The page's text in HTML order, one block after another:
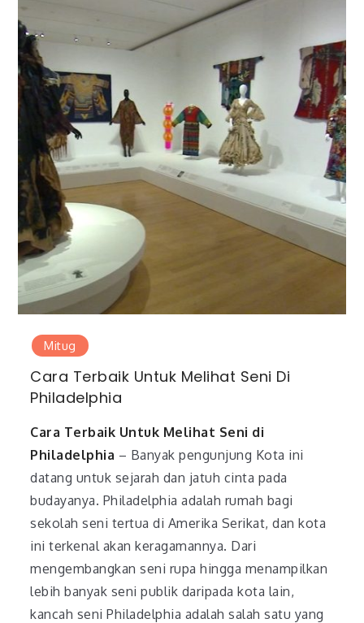
Mitug
Cara Terbaik Untuk Melihat Seni Di
Philadelphia
Cara Terbaik Untuk Melihat Seni di
Philadelphia – Banyak pengunjung Kota ini
datang untuk sejarah dan jatuh cinta pada
budayanya. Philadelphia adalah rumah bagi
sekolah seni tertua di Amerika Serikat, dan kota
ini terkenal akan keragamannya. Dari
mengembangkan seni rupa hingga menampilkan
lebih banyak seni publik daripada kota lain,
kancah seni Philadelphia adalah salah satu yang